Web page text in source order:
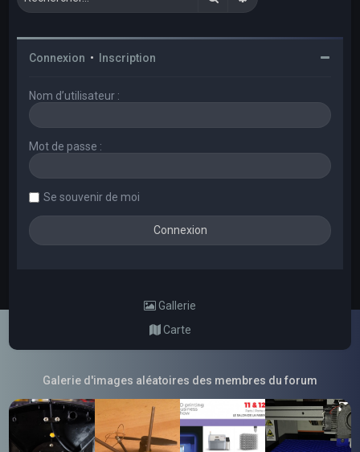
Connexion • Inscription
Nom d’utilisateur :
Mot de passe :
Se souvenir de moi
Gallerie
Carte
Galerie d'images aléatoires des membres du forum